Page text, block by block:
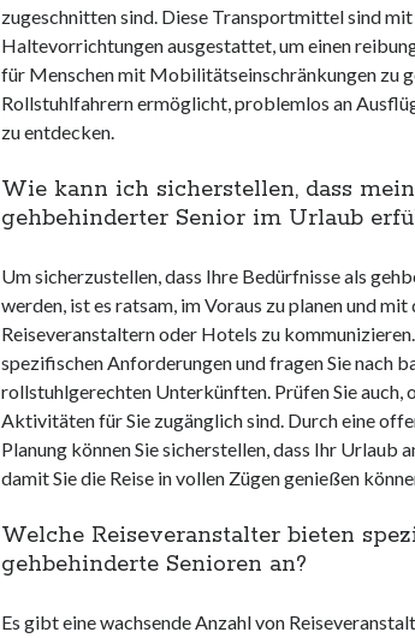
zugeschnitten sind. Diese Transportmittel sind
Haltevorrichtungen ausgestattet, um einen
für Menschen mit Mobilitätseinschränkungen zu
Rollstuhlfahrern ermöglicht, problemlos an
zu entdecken.
Wie kann ich sicherstellen, dass
gehbehinderter Senior im Urlaub
Um sicherzustellen, dass Ihre Bedürfnisse als
werden, ist es ratsam, im Voraus zu planen und
Reiseveranstaltern oder Hotels zu
spezifischen Anforderungen und fragen Sie nach
rollstuhlgerechten Unterkünften. Prüfen Sie auch,
Aktivitäten für Sie zugänglich sind. Durch eine
Planung können Sie sicherstellen, dass Ihr Urlaub
damit Sie die Reise in vollen Zügen genießen
Welche Reiseveranstalter bieten
gehbehinderte Senioren an?
Es gibt eine wachsende Anzahl von